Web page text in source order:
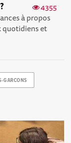
4355
à propos
quotidiens et
GARCONS